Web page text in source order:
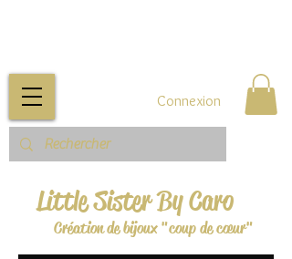
Little Sister By Caro
Création de bijoux "coup de cœur"
Connexion